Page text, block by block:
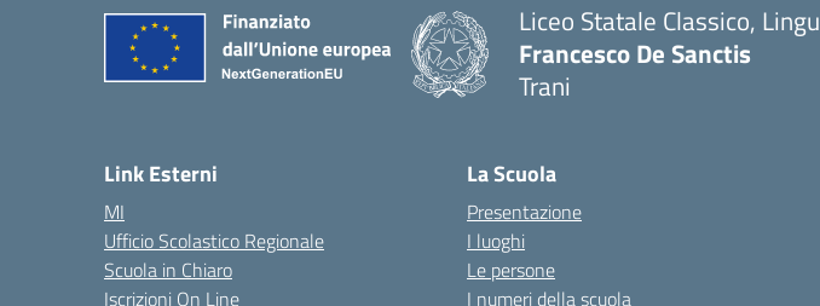
Liceo Statale Classico,
Francesco De Sanctis
Trani
Link Esterni
MI
Ufficio Scolastico Regionale
Scuola in Chiaro
Iscrizioni On Line
La Scuola
Presentazione
I luoghi
Le persone
I numeri della scuola